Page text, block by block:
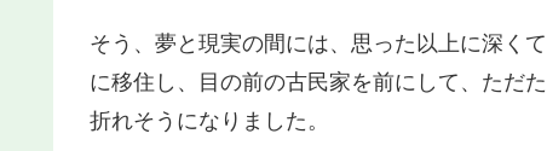
そう、夢と現実の間には、思った以上に深く
に移住し、目の前の古民家を前にして、ただ
折れそうになりました。